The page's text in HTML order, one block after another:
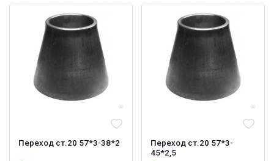
Переход ст.20 57*3-38*2
Переход ст.20 57*3-
45*2,5